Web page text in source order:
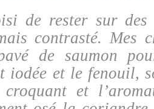
de rester sur
contrasté. Mes
de saumon
iodée et le fenouil,
et